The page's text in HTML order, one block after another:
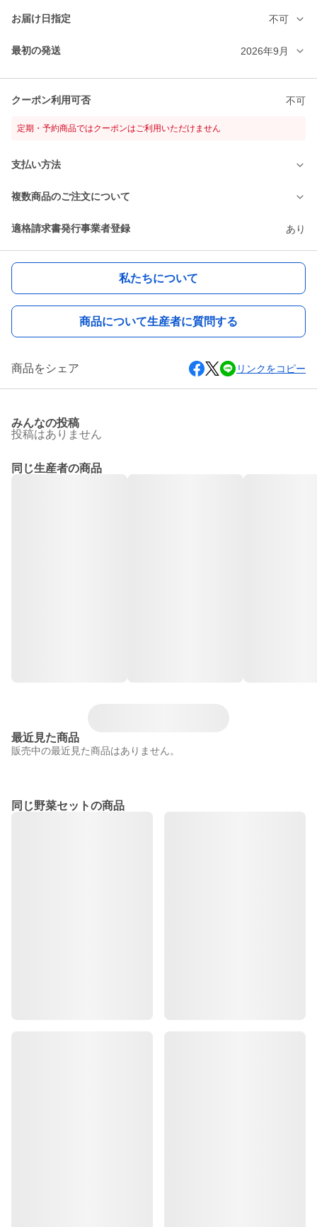
お届け日指定 不可
最初の発送 2026年9月
クーポン利用可否 不可
定期・予約商品ではクーポンはご利用いただけません
支払い方法
複数商品のご注文について
適格請求書発行事業者登録 あり
私たちについて
商品について生産者に質問する
商品をシェア リンクをコピー
みんなの投稿
投稿はありません
同じ生産者の商品
最近見た商品
販売中の最近見た商品はありません。
同じ野菜セットの商品